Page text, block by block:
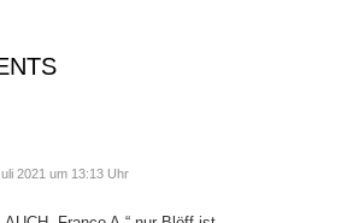
2021 um 13:13 Uhr